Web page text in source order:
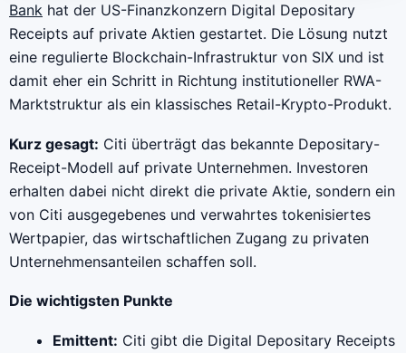
Bank hat der US-Finanzkonzern Digital Depositary
Receipts auf private Aktien gestartet. Die Lösung nutzt
eine regulierte Blockchain-Infrastruktur von SIX und ist
damit eher ein Schritt in Richtung institutioneller RWA-
Marktstruktur als ein klassisches Retail-Krypto-Produkt.
Kurz gesagt: Citi überträgt das bekannte Depositary-
Receipt-Modell auf private Unternehmen. Investoren
erhalten dabei nicht direkt die private Aktie, sondern ein
von Citi ausgegebenes und verwahrtes tokenisiertes
Wertpapier, das wirtschaftlichen Zugang zu privaten
Unternehmensanteilen schaffen soll.
Die wichtigsten Punkte
Emittent: Citi gibt die Digital Depositary Receipts